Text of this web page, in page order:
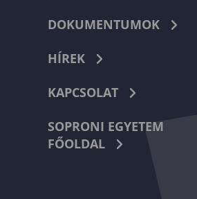
DOKUMENTUMOK
HÍREK
KAPCSOLAT
SOPRONI EGYETEM
FŐOLDAL